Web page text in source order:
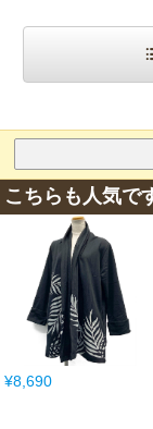
こちらも人気で
¥8,690